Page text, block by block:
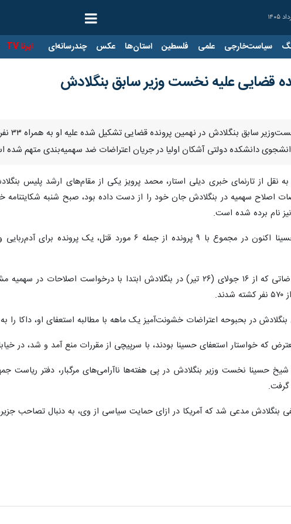
سیاست‌خارجی علمی فلسطین استان‌ها عکس چندرسانه‌ای ایرنا TV
قضایی علیه نخست‌ وزیر سابق بنگلادش
دانشکده دولتی آشکان اولیا در جریان اعتراضات ضد سهمیه‌بندی متهم
نقل از تارنمای خبری دیلی استار، محمد پرویز یکی از مقام‌های ارشد پلیس
اصلاح سهمیه در بنگلادش جان خود را از دست داده بود، صبح شنبه شکایتنامه
، در جریان اعتراضاتی که از ۱۶ جولای (۲۶ تیر) در بنگلادش ابتدا با
در بحبوحه اعتراضات خشونت‌آمیز یک ماهه با مطالبه استعفای او، داکا را
که خواستار استعفای حسینا بودند، با سرپیچی از مقررات منع آمد و شد، در
حسینا نخست وزیر بنگلادش در پی هفته‌ها ناآرامی‌های مرگبار، دفتر ریاست
مدعی شد که آمریکا در ازای حمایت سیاسی از وی، به دنبال تصاحب